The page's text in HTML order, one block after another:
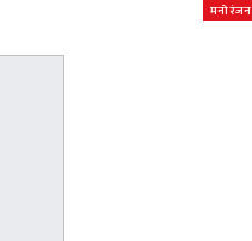
मनोरंजन